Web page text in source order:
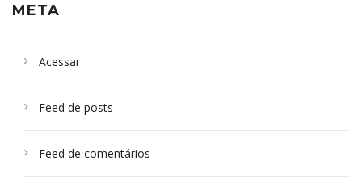
META
Acessar
Feed de posts
Feed de comentários